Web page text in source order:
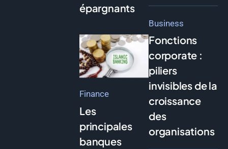
épargnants
Finance
Les
principales
banques
Business
Fonctions
corporate :
piliers
invisibles de la
croissance
des
organisations